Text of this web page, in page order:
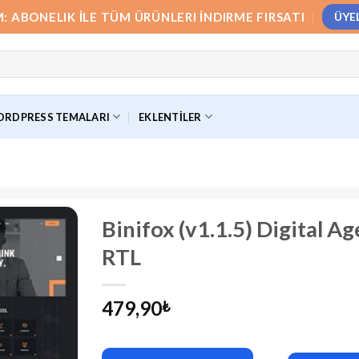
ABONELIK İLE TÜM ÜRÜNLERI İNDIRME FIRSATI
TEMALARI EKLENTILER
Binifox (v1.1.5) Digital
RTL
479,90₺